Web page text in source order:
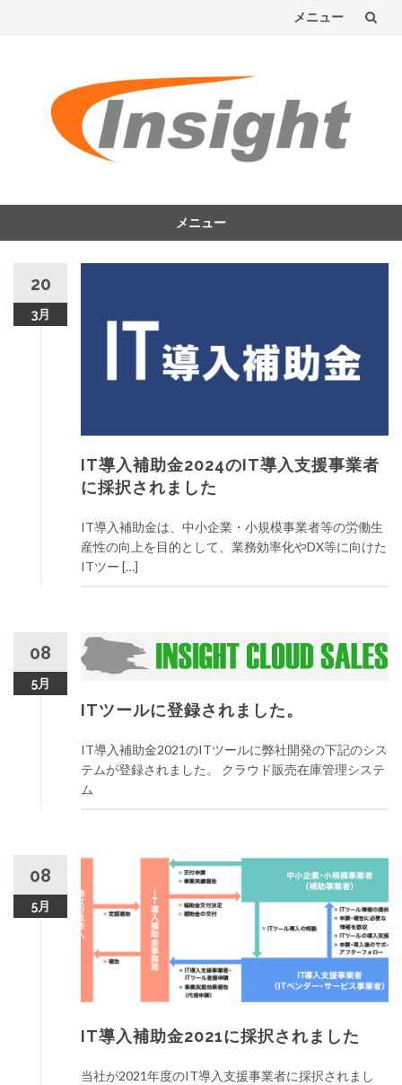
メニュー
ッ
メニュー
20
3月
IT導入補助金2024のIT導入支援事業者
に採択されました
IT導入補助金は、中小企業・小規模事業者等の労働生
産性の向上を目的として、業務効率化やDX等に向けた
ITツー […]
08
5月
ITツールに登録されました。
IT導入補助金2021のITツールに弊社開発の下記のシス
テムが登録されました。 クラウド販売在庫管理システ
ム
08
5月
IT導入補助金2021に採択されました
当社が2021年度のIT導入支援事業者に採択されまし